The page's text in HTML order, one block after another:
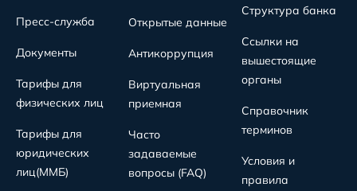
Пресс-служба
Документы
Тарифы для
физических лиц
Тарифы для
юридических
лиц(MMБ)
Открытые данные
Антикоррупция
Виртуальная
приемная
Часто
задаваемые
вопросы (FAQ)
Структура банка
Ссылки на
вышестоящие
органы
Справочник
терминов
Условия и
правила